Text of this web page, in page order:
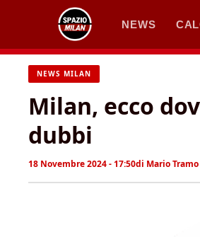
contenuto
NEWS
NEWS MILAN
Milan, ecco
dubbi
18 Novembre 2024 - 17:50di Mario Tramo